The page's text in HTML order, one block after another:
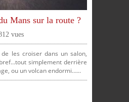
Mans sur la route ?
vues
les croiser dans un salon,
simplement derrière
ou un volcan endormi…...